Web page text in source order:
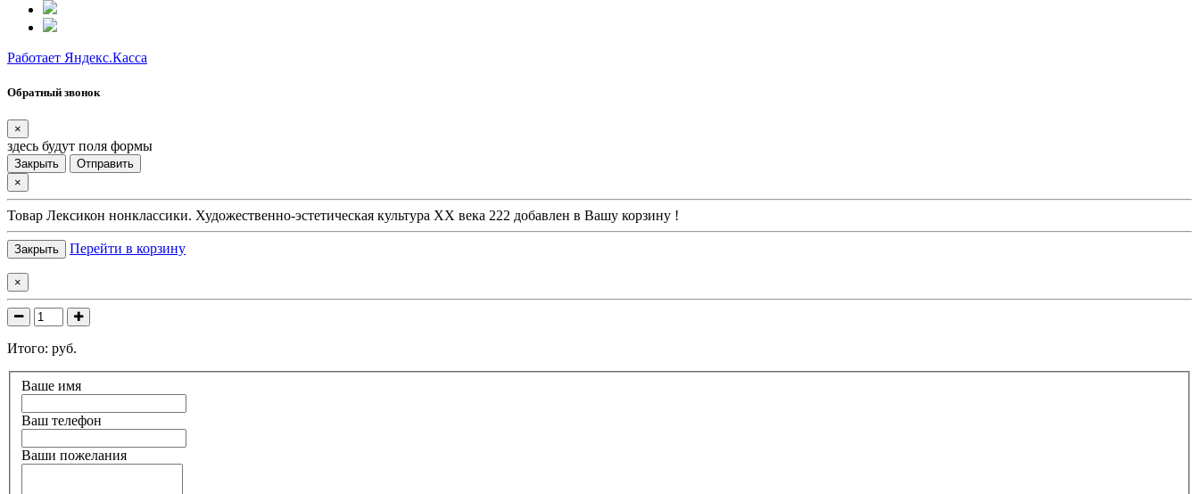
Работает Яндекс.Касса
Обратный звонок
×
здесь будут поля формы
Закрыть
Отправить
×
Товар Лексикон нонклассики. Художественно-эстетическая культура XX века 222 добавлен в Вашу корзину !
Закрыть Перейти в корзину
×
Итого: руб.
Ваше имя
Ваш телефон
Ваши пожелания